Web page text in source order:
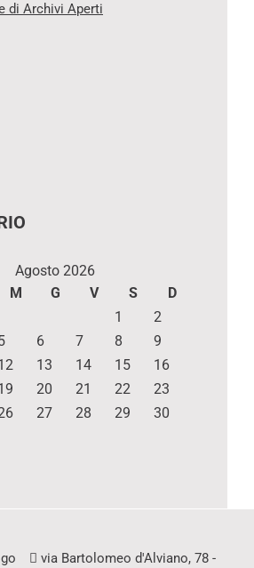
di Archivi Aperti
Agosto 2026
M G V S D
1
2
6 7 8
9
13 14 15
16
20 21 22
23
27 28 29
30
via Bartolomeo d'Alviano, 78 -